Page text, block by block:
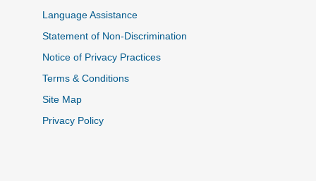
Language Assistance
Statement of Non-Discrimination
Notice of Privacy Practices
Terms & Conditions
Site Map
Privacy Policy